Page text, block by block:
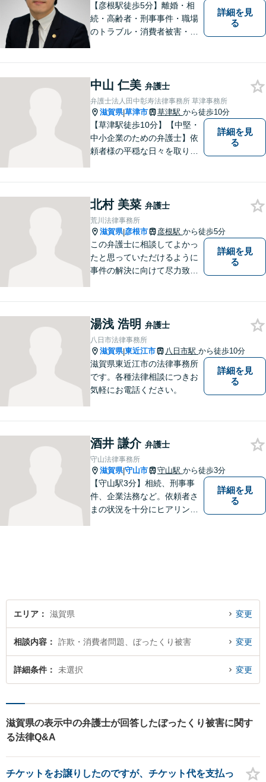
【彦根駅徒歩5分】離婚・相
続・高齢者・刑事事件・職場
のトラブル・消費者被害・法
詳細を見
る
中山 仁美 弁護士
弁護士法人田中彰寿法律事務所 草津事務所
滋賀県|草津市 草津駅 から徒歩10分
【草津駅徒歩10分】【中堅・
中小企業のための弁護士】依
頼者様の平穏な日々を取り戻
て、スピード感のあるシーム
レスな対応を実現します。
詳細を見
る
北村 美菜 弁護士
荒川法律事務所
滋賀県|彦根市 彦根駅 から徒歩5分
この弁護士に相談してよかっ
たと思っていただけるように
事件の解決に向けて尽力致し
詳細を見
る
湯浅 浩明 弁護士
八日市法律事務所
滋賀県|東近江市 八日市駅 から徒歩10分
滋賀県東近江市の法律事務所
です。各種法律相談につきお
気軽にお電話ください。
詳細を見
る
酒井 謙介 弁護士
守山法律事務所
滋賀県|守山市 守山駅 から徒歩3分
【守山駅3分】相続、刑事事
件、企業法務など。依頼者さ
まの状況を十分にヒアリング
詳細を見
る
エリア 滋賀県 変更
相談内容 詐欺・消費者問題、ぼったくり被害 変更
詳細条件 未選択 変更
滋賀県の表示中の弁護士が回答したぼったくり被害に関す
る法律Q&A
チケットをお譲りしたのですが、チケット代を支払っ